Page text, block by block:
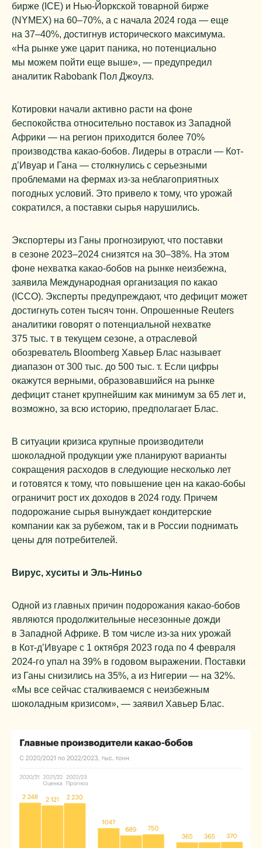
бирже (ICE) и Нью-Йоркской товарной бирже
(NYMEX) на 60–70%, а с начала 2024 года — еще
на 37–40%, достигнув исторического максимума.
«На рынке уже царит паника, но потенциально
мы можем пойти еще выше», — предупредил
аналитик Rabobank Пол Джоулз.
Котировки начали активно расти на фоне
беспокойства относительно поставок из Западной
Африки — на регион приходится более 70%
производства какао-бобов. Лидеры в отрасли — Кот-
д’Ивуар и Гана — столкнулись с серьезными
проблемами на фермах из-за неблагоприятных
погодных условий. Это привело к тому, что урожай
сократился, а поставки сырья нарушились.
Экспортеры из Ганы прогнозируют, что поставки
в сезоне 2023–2024 снизятся на 30–38%. На этом
фоне нехватка какао-бобов на рынке неизбежна,
заявила Международная организация по какао
(ICCO). Эксперты предупреждают, что дефицит может
достигнуть сотен тысяч тонн. Опрошенные Reuters
аналитики говорят о потенциальной нехватке
375 тыс. т в текущем сезоне, а отраслевой
обозреватель Bloomberg Хавьер Блас называет
диапазон от 300 тыс. до 500 тыс. т. Если цифры
окажутся верными, образовавшийся на рынке
дефицит станет крупнейшим как минимум за 65 лет и,
возможно, за всю историю, предполагает Блас.
В ситуации кризиса крупные производители
шоколадной продукции уже планируют варианты
сокращения расходов в следующие несколько лет
и готовятся к тому, что повышение цен на какао-бобы
ограничит рост их доходов в 2024 году. Причем
подорожание сырья вынуждает кондитерские
компании как за рубежом, так и в России поднимать
цены для потребителей.
Вирус, хуситы и Эль-Ниньо
Одной из главных причин подорожания какао-бобов
являются продолжительные несезонные дожди
в Западной Африке. В том числе из-за них урожай
в Кот-д’Ивуаре с 1 октября 2023 года по 4 февраля
2024-го упал на 39% в годовом выражении. Поставки
из Ганы снизились на 35%, а из Нигерии — на 32%.
«Мы все сейчас сталкиваемся с неизбежным
шоколадным кризисом», — заявил Хавьер Блас.